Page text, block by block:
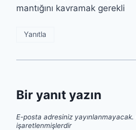
mantığını kavramak gerekli
Yanıtla
Bir yanıt yazın
E-posta adresiniz yayınlanmayacak.
işaretlenmişlerdir